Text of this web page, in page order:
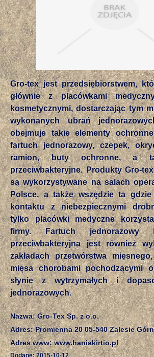
Gro-tex jest przedsiębiorstwem,
głównie z placówkami
kosmetycznymi, dostarczając tym
wykonanych ubrań
obejmuje takie elementy
fartuch jednorazowy, czepek,
ramion, buty ochronne, a
przeciwbakteryjne. Produkty Gro-
są wykorzystywane na salach
Polsce, a także wszędzie ta
kontaktu z niebezpiecznymi
tylko placówki medyczne
firmy. Fartuch jednorazowy
przeciwbakteryjna jest również
zakładach przetwórstwa
mięsa chorobami pochodzącymi
słynie z wytrzymałych i
jednorazowych.
Nazwa: Gro-Tex Sp. z o.o.
Adres: Promienna 20 05-540 Zalesie
Adres www: www.haniakirtio.pl
Dodane: 2015-10-12